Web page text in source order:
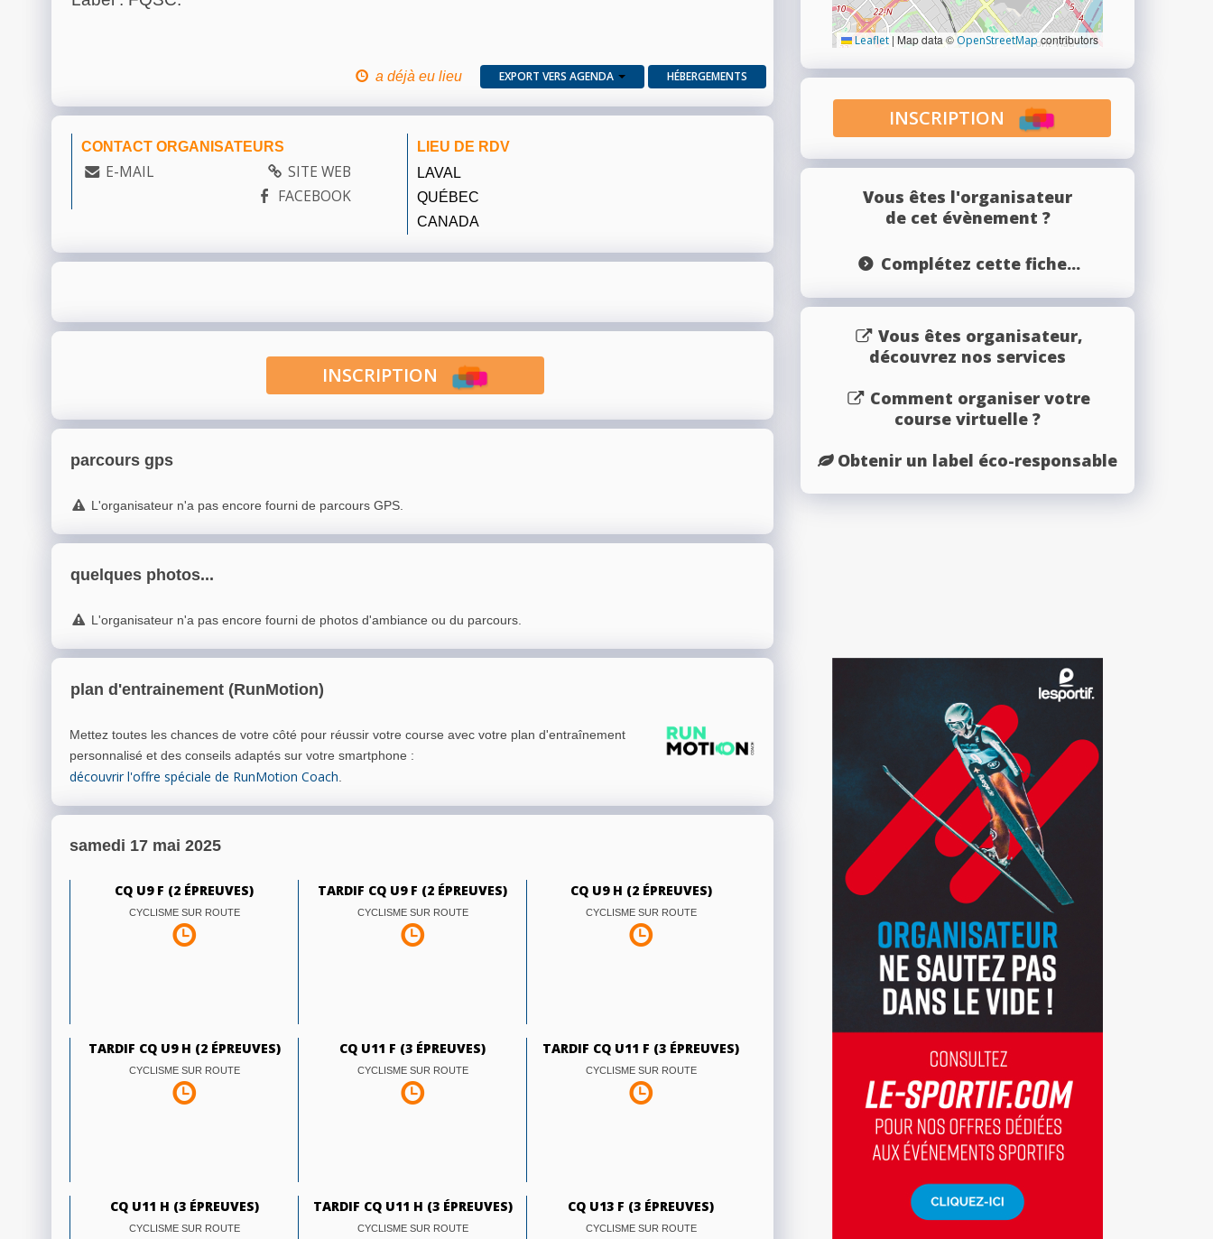
a déjà eu lieu EXPORT VERS AGENDA HÉBERGEMENTS
CONTACT ORGANISATEURS
E-MAIL
SITE WEB
FACEBOOK
LIEU DE RDV
LAVAL
QUÉBEC
CANADA
INSCRIPTION
parcours gps
L'organisateur n'a pas encore fourni de parcours GPS.
quelques photos...
L'organisateur n'a pas encore fourni de photos d'ambiance ou du parcours.
plan d'entrainement (RunMotion)
Mettez toutes les chances de votre côté pour réussir votre course avec votre plan d'entraînement
personnalisé et des conseils adaptés sur votre smartphone :
découvrir l'offre spéciale de RunMotion Coach.
samedi 17 mai 2025
CQ U9 F (2 ÉPREUVES)
CYCLISME SUR ROUTE
TARDIF CQ U9 F (2 ÉPREUVES)
CYCLISME SUR ROUTE
CQ U9 H (2 ÉPREUVES)
CYCLISME SUR ROUTE
TARDIF CQ U9 H (2 ÉPREUVES)
CYCLISME SUR ROUTE
CQ U11 F (3 ÉPREUVES)
CYCLISME SUR ROUTE
TARDIF CQ U11 F (3 ÉPREUVES)
CYCLISME SUR ROUTE
CQ U11 H (3 ÉPREUVES)
CYCLISME SUR ROUTE
TARDIF CQ U11 H (3 ÉPREUVES)
CYCLISME SUR ROUTE
CQ U13 F (3 ÉPREUVES)
CYCLISME SUR ROUTE
Leaflet | Map data ©OpenStreetMapcontributors
INSCRIPTION
Vous êtes l'organisateur
de cet évènement ?
Complétez cette fiche...
Vous êtes organisateur,
découvrez nos services
Comment organiser votre
course virtuelle ?
Obtenir un label éco-responsable